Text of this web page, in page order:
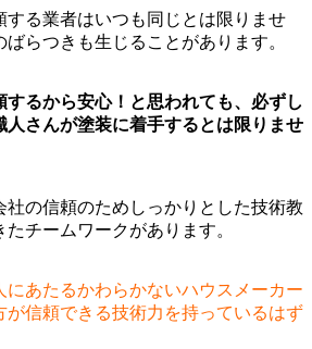
する業者はいつも同じとは限りませ
らつきも生じることがあります。
るから安心！と思われても、必ずし
人さんが塗装に着手するとは限りませ
社の信頼のためしっかりとした技術教
チームワークがあります。
にあたるかわらかないハウスメーカー
が信頼できる技術力を持っているはず